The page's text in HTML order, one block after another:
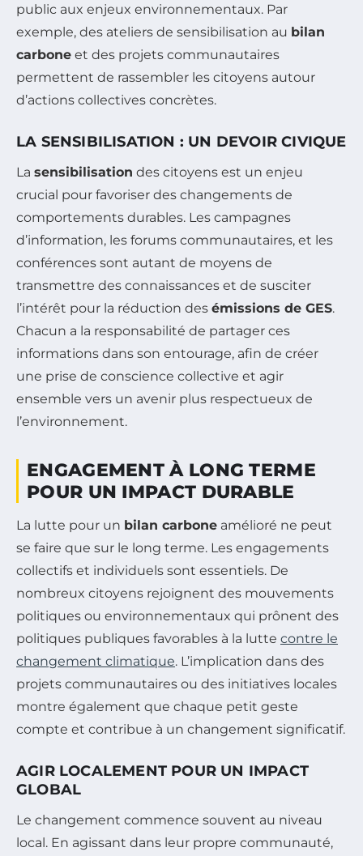
public aux enjeux environnementaux. Par
exemple, des ateliers de sensibilisation au bilan
carbone et des projets communautaires
permettent de rassembler les citoyens autour
d’actions collectives concrètes.
LA SENSIBILISATION : UN DEVOIR CIVIQUE
La sensibilisation des citoyens est un enjeu
crucial pour favoriser des changements de
comportements durables. Les campagnes
d’information, les forums communautaires, et les
conférences sont autant de moyens de
transmettre des connaissances et de susciter
l’intérêt pour la réduction des émissions de GES.
Chacun a la responsabilité de partager ces
informations dans son entourage, afin de créer
une prise de conscience collective et agir
ensemble vers un avenir plus respectueux de
l’environnement.
ENGAGEMENT À LONG TERME
POUR UN IMPACT DURABLE
La lutte pour un bilan carbone amélioré ne peut
se faire que sur le long terme. Les engagements
collectifs et individuels sont essentiels. De
nombreux citoyens rejoignent des mouvements
politiques ou environnementaux qui prônent des
politiques publiques favorables à la lutte contre le
changement climatique. L’implication dans des
projets communautaires ou des initiatives locales
montre également que chaque petit geste
compte et contribue à un changement significatif.
AGIR LOCALEMENT POUR UN IMPACT
GLOBAL
Le changement commence souvent au niveau
local. En agissant dans leur propre communauté,